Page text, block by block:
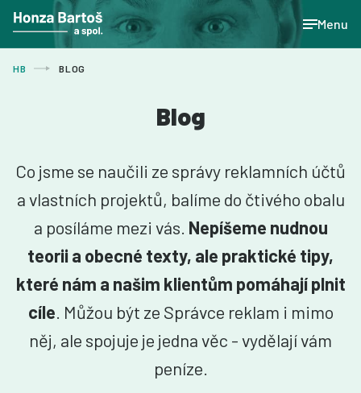
Menu
HB BLOG
Blog
Co jsme se naučili ze správy reklamních účtů
a vlastních projektů, balíme do čtivého obalu
a posíláme mezi vás. Nepíšeme nudnou
teorii a obecné texty, ale praktické tipy,
které nám a našim klientům pomáhají plnit
cíle . Můžou být ze Správce reklam i mimo
něj, ale spojuje je jedna věc - vydělají vám
peníze.